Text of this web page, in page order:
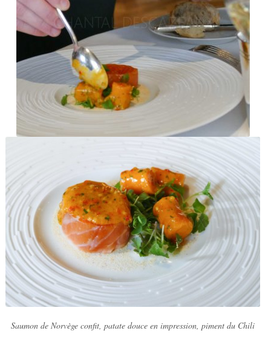
Saumon de Norvège confit, patate douce en impression, piment du Chili